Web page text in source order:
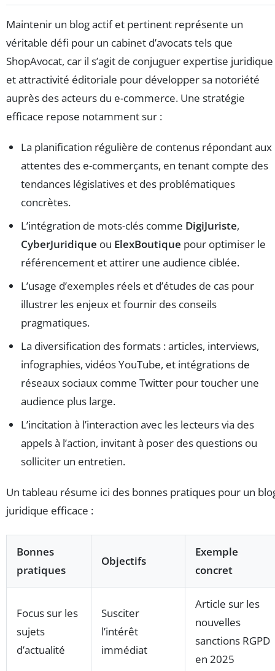
Maintenir un blog actif et pertinent représente un
véritable défi pour un cabinet d’avocats tels que
ShopAvocat, car il s’agit de conjuguer expertise juridique
et attractivité éditoriale pour développer sa notoriété
auprès des acteurs du e-commerce. Une stratégie
efficace repose notamment sur :
La planification régulière de contenus répondant aux
attentes des e-commerçants, en tenant compte des
tendances législatives et des problématiques
concrètes.
L’intégration de mots-clés comme DigiJuriste,
CyberJuridique ou ElexBoutique pour optimiser le
référencement et attirer une audience ciblée.
L’usage d’exemples réels et d’études de cas pour
illustrer les enjeux et fournir des conseils
pragmatiques.
La diversification des formats : articles, interviews,
infographies, vidéos YouTube, et intégrations de
réseaux sociaux comme Twitter pour toucher une
audience plus large.
L’incitation à l’interaction avec les lecteurs via des
appels à l’action, invitant à poser des questions ou
solliciter un entretien.
Un tableau résume ici des bonnes pratiques pour un
juridique efficace :
Bonnes
pratiques
Objectifs
Exemple
concret
Focus sur les
sujets
d’actualité
Susciter
l’intérêt
immédiat
Article sur les
nouvelles
sanctions RGPD
en 2025